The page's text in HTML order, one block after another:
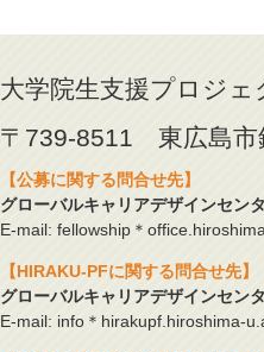
大学院生支援プロジェ
〒739-8511 東広島市
【公募に関する問合せ先】
グローバルキャリアデザインセン
E-mail: fellowship＊
【HIRAKU-PFに関する問合せ先】
グローバルキャリアデザインセン
E-mail: info＊hirakupf.hiroshima-